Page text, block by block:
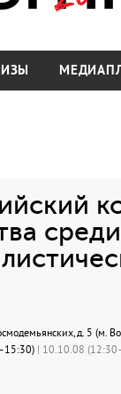
д. 5 (м.
| 10.10.08